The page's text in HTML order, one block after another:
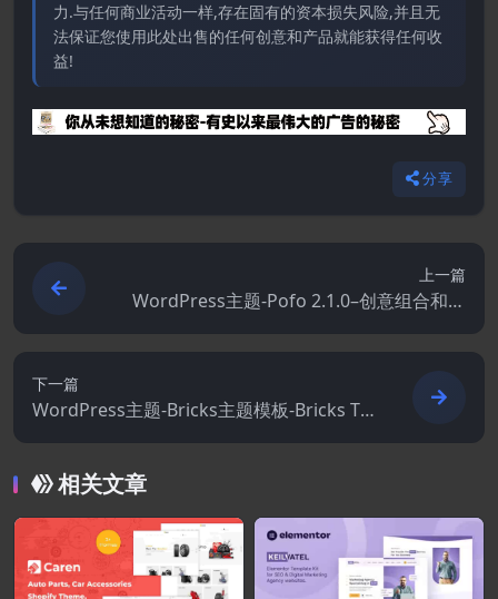
力.与任何商业活动一样,存在固有的资本损失风险,并且无
法保证您使用此处出售的任何创意和产品就能获得任何收
益!
分享
上一篇
WordPress主题-Pofo 2.1.0–创意组合和博
客WordPress主题
下一篇
WordPress主题-Bricks主题模板-Bricks Te
mplates
相关文章